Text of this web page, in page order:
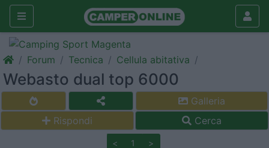
Forum Tecnica Cellula abitativa
Webasto dual top 6000
Galleria
Rispondi
Cerca
< 1 >